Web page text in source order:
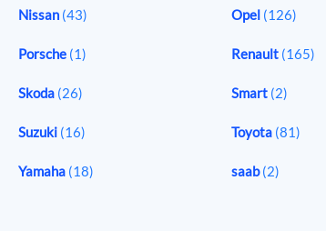
Nissan (43) Opel (126)
Porsche (1) Renault (165)
Skoda (26) Smart (2)
Suzuki (16) Toyota (81)
Yamaha (18) saab(2)